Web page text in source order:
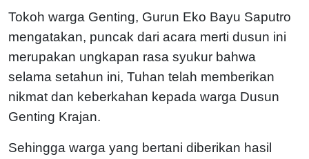
Tokoh warga Genting, Gurun Eko Bayu Saputro
mengatakan, puncak dari acara merti dusun ini
merupakan ungkapan rasa syukur bahwa
selama setahun ini, Tuhan telah memberikan
nikmat dan keberkahan kepada warga Dusun
Genting Krajan.
Sehingga warga yang bertani diberikan hasil